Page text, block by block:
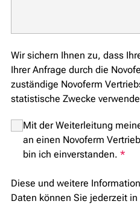
Wir sichern Ihnen zu, dass
Ihrer Anfrage durch die
zuständige Novoferm
statistische Zwecke
Mit der Weiterleitung
an einen Novoferm
bin ich einverstanden. *
Diese und weitere
Daten können Sie jederzeit in